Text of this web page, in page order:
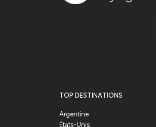
TOP DESTINATIONS
Argentine
États-Unis